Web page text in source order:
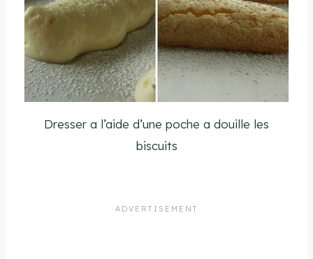
Dresser a l’aide d’une poche a douille les
biscuits